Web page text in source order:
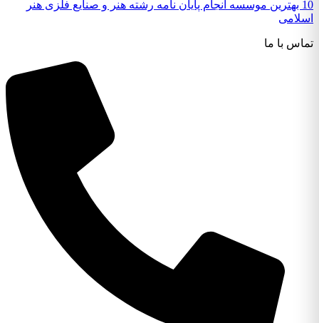
10 بهترین موسسه انجام پایان نامه رشته هنر و صنایع فلزی هنر
با ما